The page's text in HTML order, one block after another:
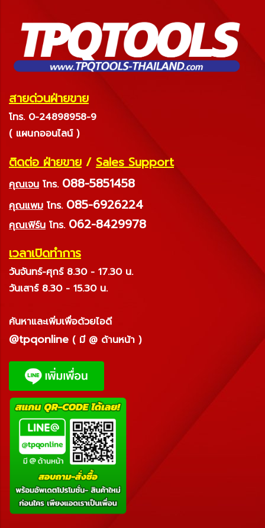
สายด่วนฝ่ายขาย
โทร. 0-24898958-9
( แผนกออนไลน์ )
ติดต่อ ฝ่ายขาย / Sales Support
คุณเจน โทร. 088-5851458
คุณแพม โทร. 085-6926224
คุณเฟิร์น โทร. 062-8429978
เวลาเปิดทำการ
วันจันทร์-ศุกร์ 8.30 - 17.30 น.
วันเสาร์ 8.30 - 15.30 น.
ค้นหาและเพิ่มเพื่อด้วยไอดี
@tpqonline ( มี @ ด้านหน้า )